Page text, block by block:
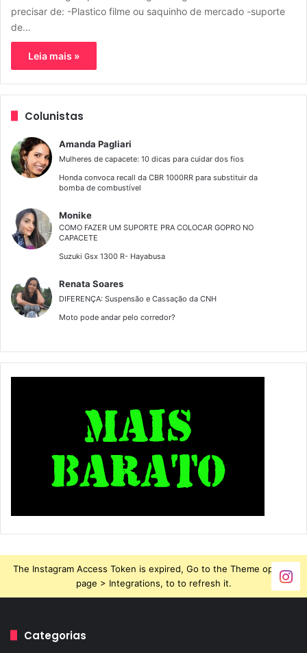
precisar de: -Plastico filme ou saquinho de mercado -suporte
de…
Leia mais »
Colunistas
Amanda Pagliari
Mulheres de capacete: 10 dicas para cuidar dos fios
Honda convoca recall da CBR 1000RR para substituir da
bomba de combustível
Monike
COMO FAZER UM SUPORTE PRA COLOCAR GOPRO NO
CAPACETE
Suzuki Gsx 1300 R- Hayabusa
Renata Soares
DIFERENÇA: Suspensão e Cassação da CNH
Moto pode andar pelo corredor?
The Instagram Access Token is expired, Go to the Theme options
page > Integrations, to to refresh it.
Categorias